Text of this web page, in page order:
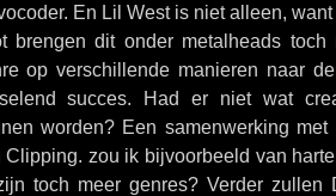
En Lil West is niet alleen,
brengen dit onder metalheads toch
op verschillende manieren naar
succes. Had er niet wat
worden? Een samenwerking met
Clipping. zou ik bijvoorbeeld van
toch meer genres? Verder zullen